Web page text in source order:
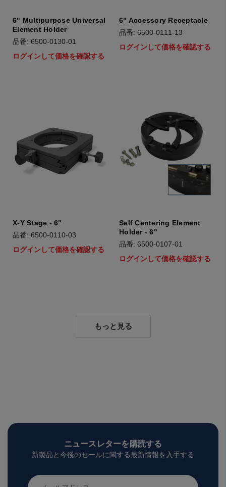
6" Multipurpose Universal
Element Holder
品番: 6500-0130-01
ログインして価格を確認する
6" Accessory Receptacle
品番: 6500-0111-13
ログインして価格を確認する
X-Y Stage - 6"
品番: 6500-0110-03
ログインして価格を確認する
Self Centering Element
Holder - 6"
品番: 6500-0107-01
ログインして価格を確認する
もっと見る
ニュースレターを購読する
新製品と今後のセールに関する最新情報を入手する
メ